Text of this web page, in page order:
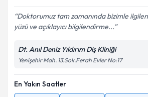
Doktorumuz tam zamanında bizimle
yüzü ve açıklayıcı bilgilendirme...
Dt. Anıl Deniz Yıldırım Diş Kliniği
Yenişehir Mah. 13.Sok.Ferah Evler No:17
En Yakın Saatler